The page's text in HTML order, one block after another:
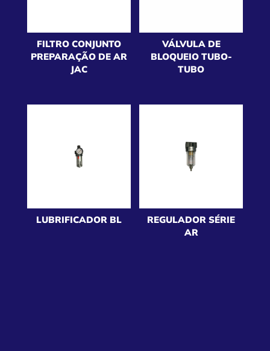
FILTRO CONJUNTO
PREPARAÇÃO DE AR
JAC
VÁLVULA DE
BLOQUEIO TUBO-
TUBO
LUBRIFICADOR BL
REGULADOR SÉRIE
AR